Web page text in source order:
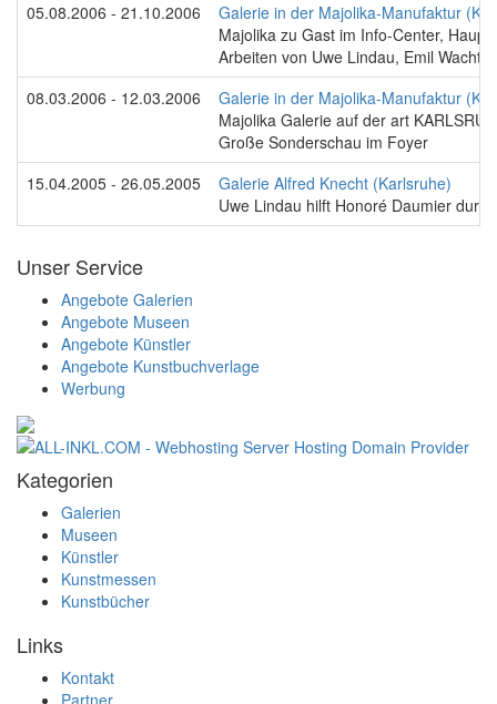
05.08.2006 - 21.10.2006
Galerie in der Majolika-Manufaktur
Majolika zu Gast im Info-Center,
Arbeiten von Uwe Lindau, Emil
08.03.2006 - 12.03.2006
Galerie in der Majolika-Manufaktur
Majolika Galerie auf der art
Große Sonderschau im Foyer
15.04.2005 - 26.05.2005
Galerie Alfred Knecht (Karlsruhe)
Uwe Lindau hilft Honoré Daumier
Unser Service
Angebote Galerien
Angebote Museen
Angebote Künstler
Angebote Kunstbuchverlage
Werbung
Kategorien
Galerien
Museen
Künstler
Kunstmessen
Kunstbücher
Links
Kontakt
Partner